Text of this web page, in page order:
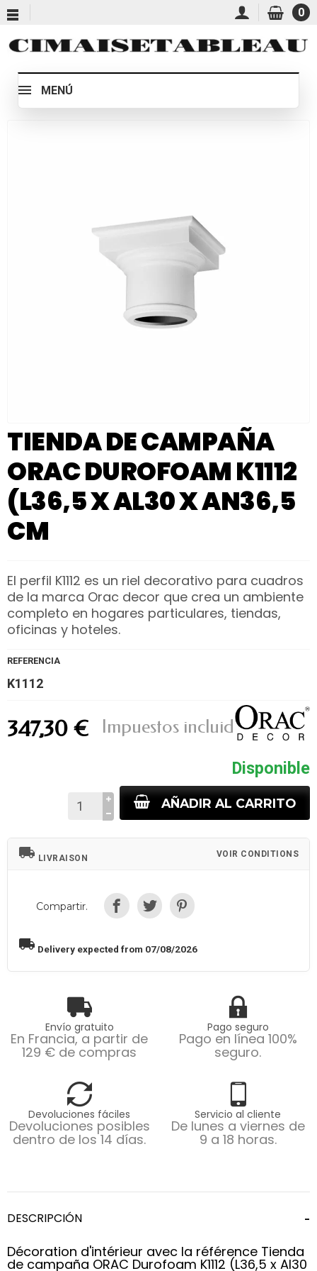
0
MENÚ
TIENDA DE CAMPAÑA
ORAC DUROFOAM K1112
(L36,5 X AL30 X AN36,5
CM
El perfil K1112 es un riel decorativo para cuadros
de la marca Orac decor que crea un ambiente
completo en hogares particulares, tiendas,
oficinas y hoteles.
REFERENCIA
K1112
347,30 € Impuestos incluidos
Disponible
AÑADIR AL CARRITO
local_shipping LIVRAISON VOIR CONDITIONS
Compartir.
local_shipping Delivery expected from 07/08/2026
Envío gratuito
En Francia, a partir de
129 € de compras
Pago seguro
Pago en línea 100%
seguro.
Devoluciones fáciles
Devoluciones posibles
dentro de los 14 días.
Servicio al cliente
De lunes a viernes de
9 a 18 horas.
DESCRIPCIÓN
Décoration d'intérieur avec la référence Tienda
de campaña ORAC Durofoam K1112 (L36,5 x Al30